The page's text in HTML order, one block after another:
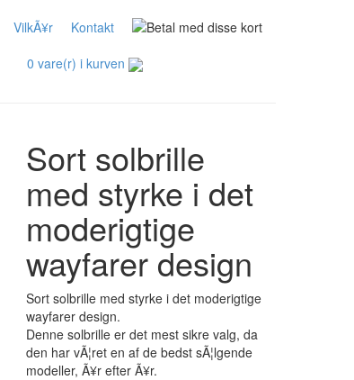
Kontakt
VilkÃ¥r
0 vare(r) i kurven
Sort solbrille
med styrke i det
moderigtige
wayfarer design
Sort solbrille med styrke i det moderigtige
wayfarer design.
Denne solbrille er det mest sikre valg, da
den har vÃ¦ret en af de bedst sÃ¦lgende
modeller, Ã¥r efter Ã¥r.